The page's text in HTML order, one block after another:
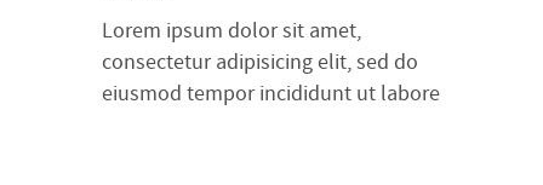
Lorem ipsum dolor sit amet,
consectetur adipisicing elit, sed do
eiusmod tempor incididunt ut labore